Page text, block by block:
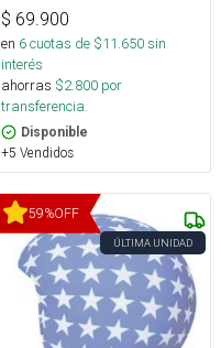
$ 69.900
en 6cuotas de $11.650sin
interés
ahorras $2.800 por
transferencia.
Disponible
+5 Vendidos
59%OFF
ÚLTIMA UNIDAD